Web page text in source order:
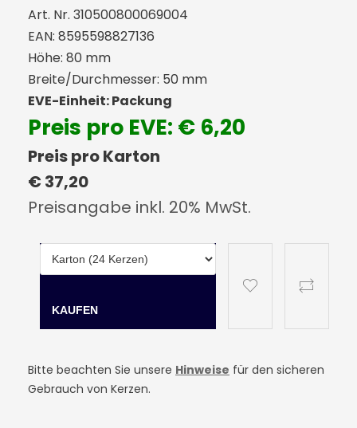
Art. Nr. 310500800069004
EAN: 8595598827136
Höhe: 80 mm
Breite/Durchmesser: 50 mm
EVE-Einheit: Packung
Preis pro EVE: € 6,20
Preis pro Karton
€ 37,20
Preisangabe inkl. 20% MwSt.
Bitte beachten Sie unsere Hinweise für den sicheren
Gebrauch von Kerzen.